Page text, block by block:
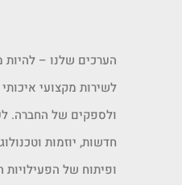
הערכים שלנו – להיות
לשירות מקצועי
ולספקים של החברה.
חדשות, יוזמות
ופיתוח של